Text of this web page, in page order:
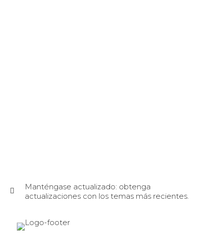
Manténgase actualizado: obtenga
actualizaciones con los temas más recientes.